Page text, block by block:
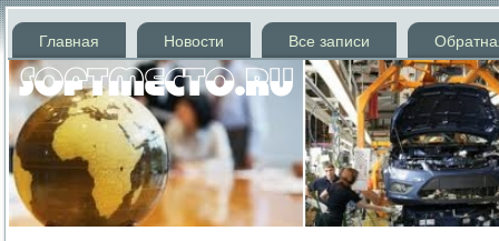
Главная Новости Все записи